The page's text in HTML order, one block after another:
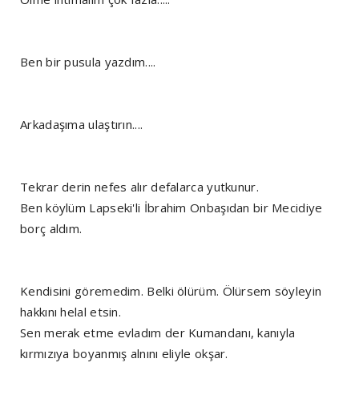
Ben bir pusula yazdım....
Arkadaşıma ulaştırın....
Tekrar derin nefes alır defalarca yutkunur.
Ben köylüm Lapseki'li İbrahim Onbaşıdan bir Mecidiye
borç aldım.
Kendisini göremedim. Belki ölürüm. Ölürsem söyleyin
hakkını helal etsin.
Sen merak etme evladım der Kumandanı, kanıyla
kırmızıya boyanmış alnını eliyle okşar.